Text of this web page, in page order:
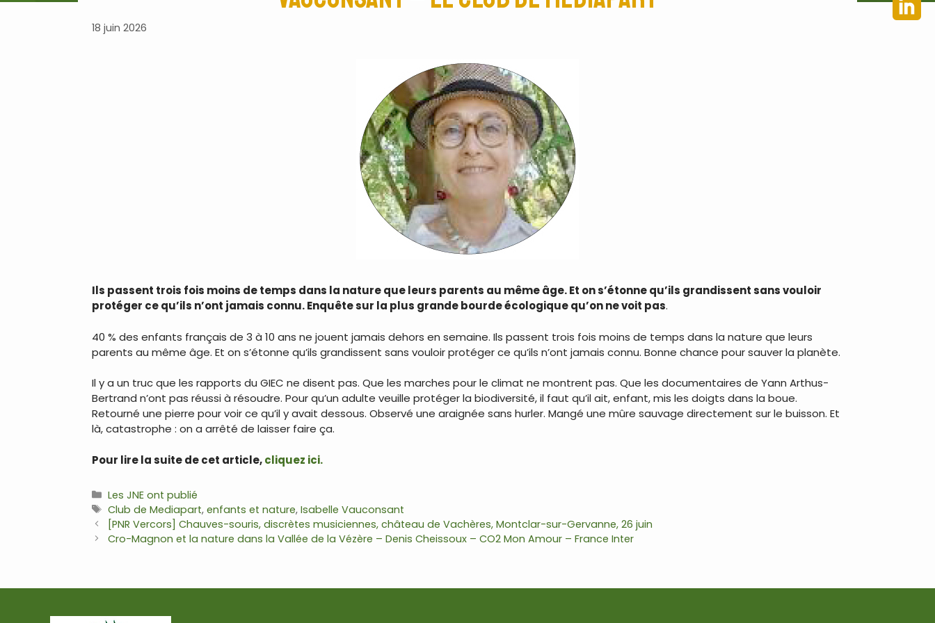
18 juin 2026
Ils passent trois fois moins de temps dans la nature que leurs parents au même âge. Et on s’étonne qu’ils grandissent sans vouloir
protéger ce qu’ils n’ont jamais connu. Enquête sur la plus grande bourde écologique qu’on ne voit pas.
40 % des enfants français de 3 à 10 ans ne jouent jamais dehors en semaine. Ils passent trois fois moins de temps dans la nature que leurs
parents au même âge. Et on s’étonne qu’ils grandissent sans vouloir protéger ce qu’ils n’ont jamais connu. Bonne chance pour sauver la planète.
Il y a un truc que les rapports du GIEC ne disent pas. Que les marches pour le climat ne montrent pas. Que les documentaires de Yann Arthus-
Bertrand n’ont pas réussi à résoudre. Pour qu’un adulte veuille protéger la biodiversité, il faut qu’il ait, enfant, mis les doigts dans la boue.
Retourné une pierre pour voir ce qu’il y avait dessous. Observé une araignée sans hurler. Mangé une mûre sauvage directement sur le buisson. Et
là, catastrophe : on a arrêté de laisser faire ça.
Pour lire la suite de cet article,cliquez ici.
Catégories
Les JNE ont publié
Étiquettes
Club de Mediapart,enfants et nature,Isabelle Vauconsant
Navigation
des
[PNR Vercors] Chauves-souris, discrètes musiciennes, château de Vachères, Montclar-sur-Gervanne, 26 juin
Cro-Magnon et la nature dans la Vallée de la Vézère – Denis Cheissoux – CO2 Mon Amour – France Inter